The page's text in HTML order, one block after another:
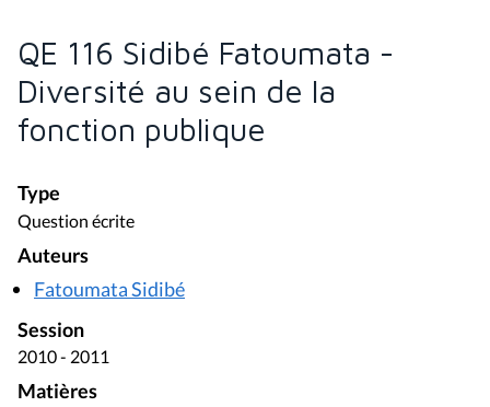
QE 116 Sidibé Fatoumata -
Diversité au sein de la
fonction publique
Type
Question écrite
Auteurs
Fatoumata Sidibé
Session
2010 - 2011
Matières